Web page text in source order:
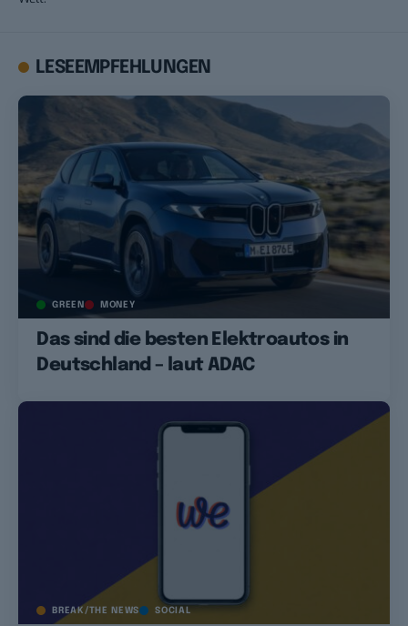
LESEEMPFEHLUNGEN
GREEN MONEY
Das sind die besten Elektroautos in
Deutschland – laut ADAC
BREAK/THE NEWS SOCIAL